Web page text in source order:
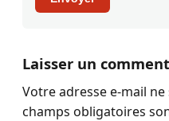
Laisser un
Votre adresse e-mail
champs obligatoires